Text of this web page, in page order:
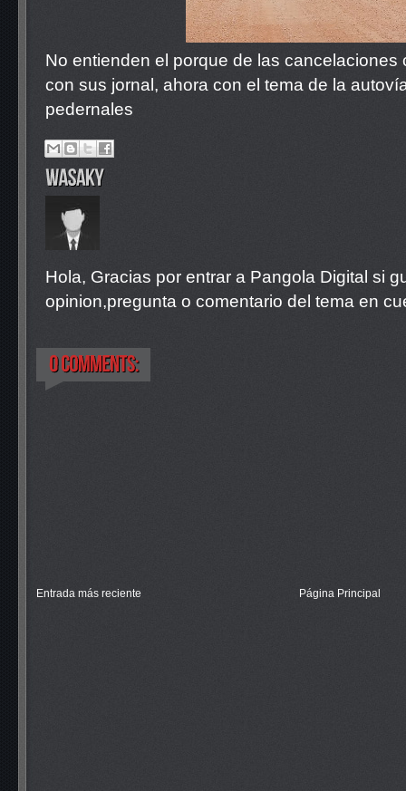
No entienden el porque de las
con sus jornal, ahora con el tema de la
pedernales
Hola, Gracias por entrar a Pangola Digital si
opinion,pregunta o comentario del tema en
Entrada más reciente Página Principal